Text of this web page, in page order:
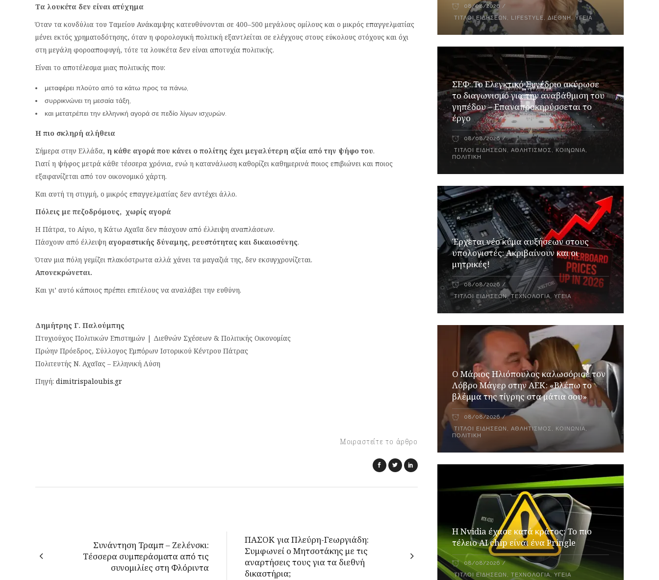
Τα λουκέτα δεν είναι ατύχημα
Όταν τα κονδύλια του Ταμείου Ανάκαμψης κατευθύνονται σε 400–500 μεγάλους ομίλους και ο μικρός επαγγελματίας
μένει εκτός χρηματοδότησης, όταν η φορολογική πολιτική εξαντλείται σε ελέγχους στους εύκολους στόχους και όχι
στη μεγάλη φοροαποφυγή, τότε τα λουκέτα δεν είναι αποτυχία πολιτικής.
Είναι το αποτέλεσμα μιας πολιτικής που:
μεταφέρει πλούτο από τα κάτω προς τα πάνω,
συρρικνώνει τη μεσαία τάξη,
και μετατρέπει την ελληνική αγορά σε πεδίο λίγων ισχυρών.
Η πιο σκληρή αλήθεια
Σήμερα στην Ελλάδα, η κάθε αγορά που κάνει ο πολίτης έχει μεγαλύτερη αξία από την ψήφο του.
Γιατί η ψήφος μετρά κάθε τέσσερα χρόνια, ενώ η κατανάλωση καθορίζει καθημερινά ποιος επιβιώνει και ποιος
εξαφανίζεται από τον οικονομικό χάρτη.
Και αυτή τη στιγμή, ο μικρός επαγγελματίας δεν αντέχει άλλο.
Πόλεις με πεζοδρόμους, χωρίς αγορά
Η Πάτρα, το Αίγιο, η Κάτω Αχαΐα δεν πάσχουν από έλλειψη αναπλάσεων.
Πάσχουν από έλλειψη αγοραστικής δύναμης, ρευστότητας και δικαιοσύνης.
Όταν μια πόλη γεμίζει πλακόστρωτα αλλά χάνει τα μαγαζιά της, δεν εκσυγχρονίζεται.
Απονεκρώνεται.
Και γι’ αυτό κάποιος πρέπει επιτέλους να αναλάβει την ευθύνη.
Δημήτρης Γ. Παλούμπης
Πτυχιούχος Πολιτικών Επιστημών | Διεθνών Σχέσεων & Πολιτικής Οικονομίας
Πρώην Πρόεδρος, Σύλλογος Εμπόρων Ιστορικού Κέντρου Πάτρας
Πολιτευτής Ν. Αχαΐας – Ελληνική Λύση
Πηγή: dimitrispaloubis.gr
Μοιραστείτε το άρθρο
Συνάντηση Τραμπ – Ζελένσκι:
Τέσσερα συμπεράσματα από τις
συνομιλίες στη Φλόριντα
ΠΑΣΟΚ για Πλεύρη-Γεωργιάδη:
Συμφωνεί ο Μητσοτάκης με τις
αναρτήσεις τους για τα διεθνή
δικαστήρια;
08/08/2026
ΤΊΤΛΟΙ ΕΙΔΉΣΕΩΝ , LIFESTYLE,ΔΙΕΘΝΉ ,ΥΓΕΊΑ
ΣΕΦ: Το Ελεγκτικό Συνέδριο ακύρωσε
το διαγωνισμό για την αναβάθμιση του
γηπέδου – Επαναπροκηρύσσεται το
έργο
08/08/2026
ΤΊΤΛΟΙ ΕΙΔΉΣΕΩΝ ,ΑΘΛΗΤΙΣΜΌΣ, ΚΟΙΝΩΝΊΑ,
ΠΟΛΙΤΙΚΉ
Έρχεται νέο κύμα αυξήσεων στους
υπολογιστές: Ακριβαίνουν και οι
μητρικές!
08/08/2026
ΤΊΤΛΟΙ ΕΙΔΉΣΕΩΝ,ΤΕΧΝΟΛΟΓΊΑ,ΥΓΕΊΑ
Ο Μάριος Ηλιόπουλος καλωσόρισε τον
Λόβρο Μάγερ στην ΑΕΚ: «Βλέπω το
βλέμμα της τίγρης στα μάτια σου»
08/08/2026
ΤΊΤΛΟΙ ΕΙΔΉΣΕΩΝ ,ΑΘΛΗΤΙΣΜΌΣ , ΚΟΙΝΩΝΊΑ,
ΠΟΛΙΤΙΚΉ
Η Nvidia έχασε κατά κράτος: Το πιο
τέλειο AI chip είναι ένα Pringle
08/08/2026
ΤΊΤΛΟΙ ΕΙΔΉΣΕΩΝ ,ΤΕΧΝΟΛΟΓΊΑ,ΥΓΕΊΑ